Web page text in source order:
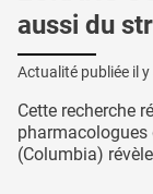
aussi du
Actualité publiée il y
Cette recherche
pharmacologues
(Columbia)